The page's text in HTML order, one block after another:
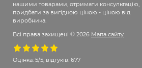
нашими товарами, отримати консультацію,
придбати за вигідною ціною - ціною від
виробника.
Всі права захищені © 2026 Мапа сайту
Оцінка: 5/5, відгуків: 677